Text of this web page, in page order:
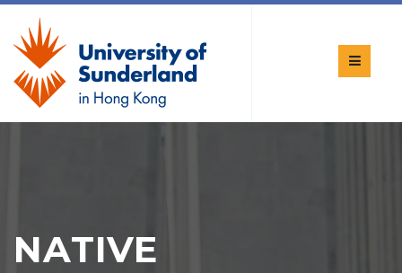
NATIVE